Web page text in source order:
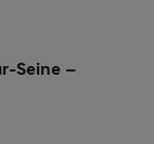
Seine –